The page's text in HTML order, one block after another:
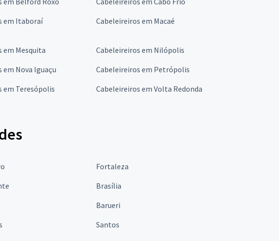
em Itaboraí Cabeleireiros em Macaé
em Mesquita
Cabeleireiros em Nilópolis
em Nova Iguaçu
Cabeleireiros em Petrópolis
em Teresópolis Cabeleireiros em Volta Redonda
Fortaleza
Brasília
Barueri
Santos